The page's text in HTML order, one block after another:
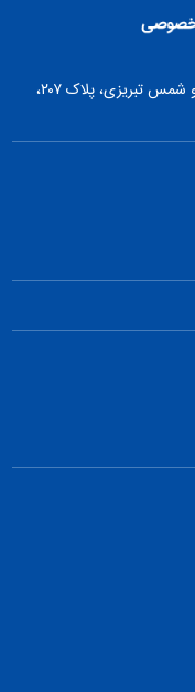
تهران، ضلع شمالی بلوار میرداماد، بین نفت و شمس تبریزی، پلاک ۲۰۷،